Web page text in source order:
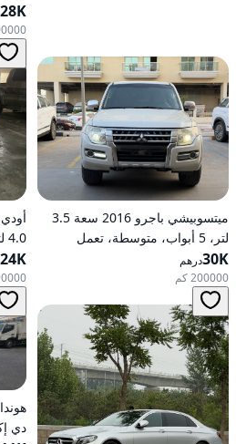
28K
ميتسوبيشي باجرو 2016 سعة 3.5
لتر، 5 أبواب، متوسطة، تعمل
بالبنزين، أوتوماتيكية، دفع رباعي
30Kدرهم
200000 كم
كلي
24K
دي